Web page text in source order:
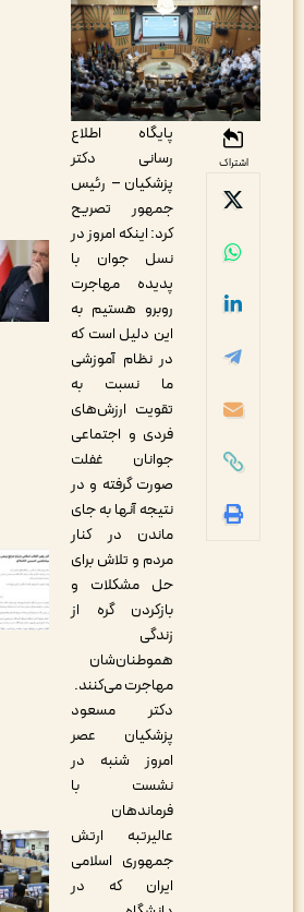
پایگاه اطلاع
رسانی دکتر
پزشکیان – رئیس
جمهور تصریح
کرد: اینکه امروز در
نسل جوان با
پدیده مهاجرت
روبرو هستیم به
این دلیل است که
در نظام آموزشی
ما نسبت به
تقویت ارزش‌های
فردی و اجتماعی
جوانان غفلت
صورت گرفته و در
نتیجه آنها به جای
ماندن در کنار
مردم و تلاش برای
حل مشکلات و
بازکردن گره از
هموطنان‌شان
مهاجرت می‌کنند.
دکتر مسعود
پزشکیان عصر
امروز شنبه در
نشست با
فرماندهان
عالیرتبه ارتش
جمهوری اسلامی
ایران که در